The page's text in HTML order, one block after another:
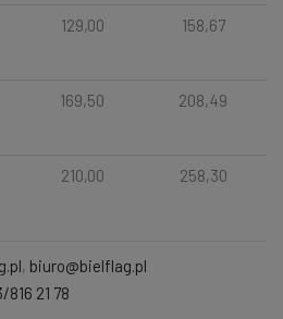
129,00 158,67
169,50 208,49
210,00 258,30
, biuro@bielflag.pl
816 21 78